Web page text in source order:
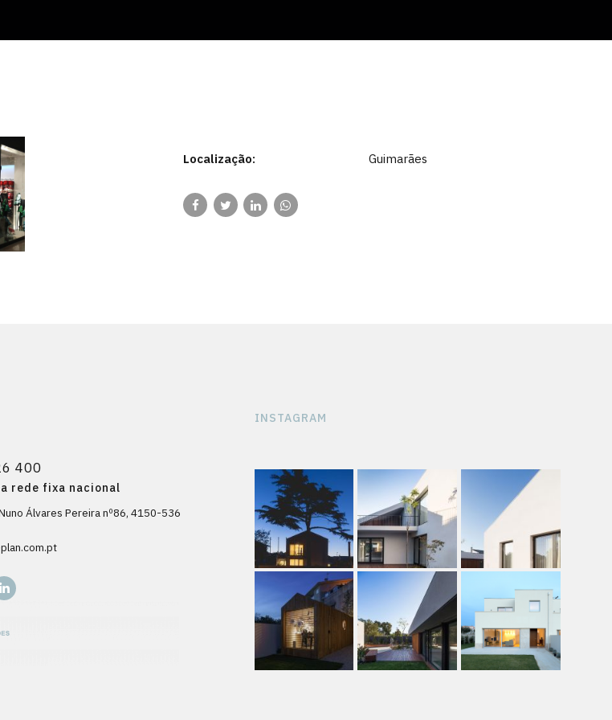
Localização: Guimarães
400
rede fixa nacional
Álvares Pereira nº86, 4150-536
INSTAGRAM